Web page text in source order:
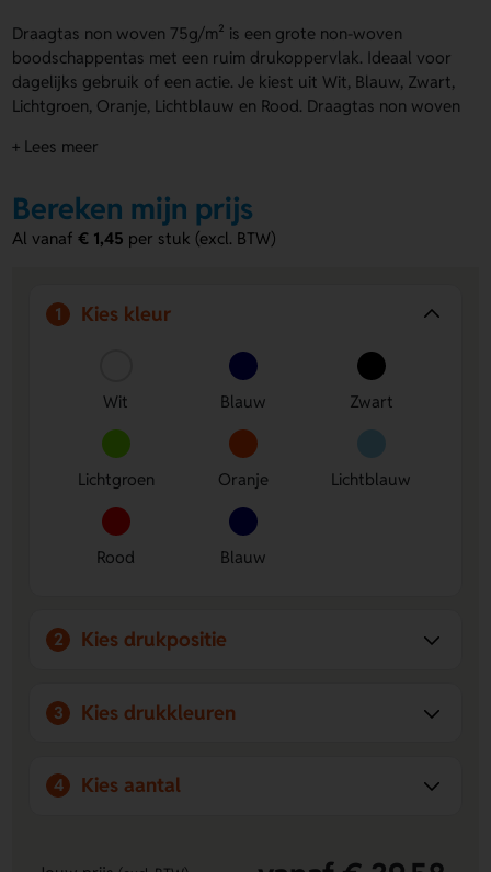
Draagtas non woven 75g/m² is een grote non-woven
boodschappentas met een ruim drukoppervlak. Ideaal voor
dagelijks gebruik of een actie. Je kiest uit Wit, Blauw, Zwart,
Lichtgroen, Oranje, Lichtblauw en Rood. Draagtas non woven
bedrukken met jouw logo, naam of eigen ontwerp. Zo maak
Voordelen van de Draagtas non woven
75g/m²
ontwerp dat goed in beeld komt.
Bedrukking op meerdere posities
of eigen ontwerp plaatsen op Product, Voorzijde of
Licht en handig
- Fijn om mee te nemen tijdens
boodschappen, events of promoties.
+ Lees meer
Bereken mijn prijs
Al vanaf€ 1,45 per stuk (excl. BTW)
1 Kies kleur
Wit Blauw Zwart
Lichtgroen Oranje Lichtblauw
Rood Blauw
2 Kies drukpositie
3 Kies drukkleuren
4 Kies aantal